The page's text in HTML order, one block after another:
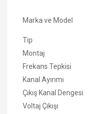
Marka ve Model
Tip
Montaj
Frekans Tepkisi
Kanal Ayırımı
Çıkış Kanal Dengesi
Voltaj Çıkışı